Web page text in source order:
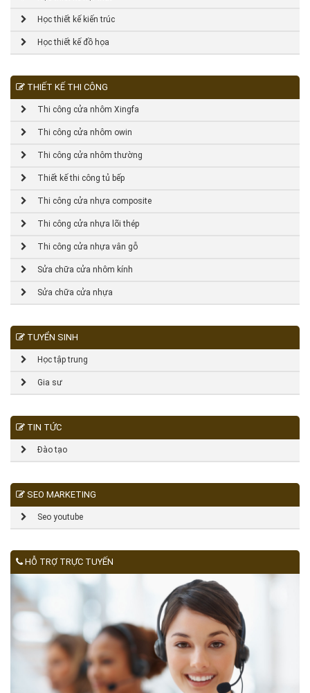
Học thiết kế kiến trúc
Học thiết kế đồ họa
THIẾT KẾ THI CÔNG
Thi công cửa nhôm Xingfa
Thi công cửa nhôm owin
Thi công cửa nhôm thường
Thiết kế thi công tủ bếp
Thi công cửa nhựa composite
Thi công cửa nhựa lõi thép
Thi công cửa nhựa vân gỗ
Sửa chữa cửa nhôm kính
Sửa chữa cửa nhựa
TUYỂN SINH
Học tập trung
Gia sư
TIN TỨC
Đào tạo
SEO MARKETING
Seo youtube
HỖ TRỢ TRỰC TUYẾN